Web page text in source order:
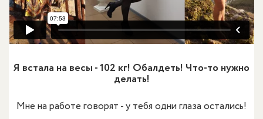
Я встала на весы - 102 кг! Обалдеть! Что-то нужно
делать!
Мне на работе говорят - у тебя одни глаза остались!